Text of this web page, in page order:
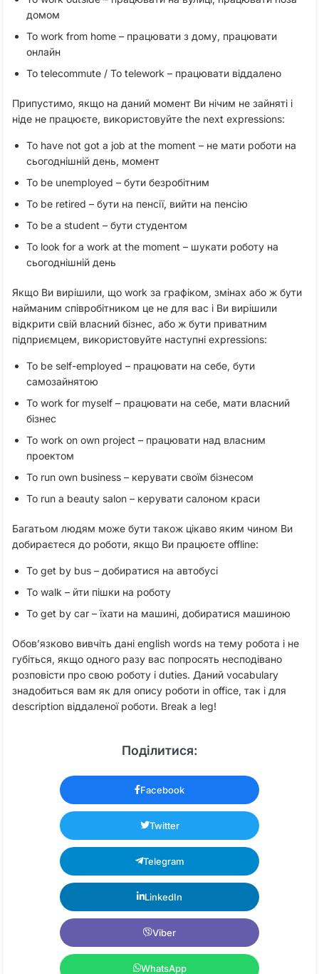
домом
To work from home – працювати з дому, працювати
онлайн
To telecommute / To telework – працювати віддалено
Припустимо, якщо на даний момент Ви нічим не зайняті і
ніде не працюєте, використовуйте the next expressions:
To have not got a job at the moment – не мати роботи на
сьогоднішній день, момент
To be unemployed – бути безробітним
To be retired – бути на пенсії, вийти на пенсію
To be a student – бути студентом
To look for a work at the moment – шукати роботу на
сьогоднішній день
Якщо Ви вирішили, що work за графіком, змінах або ж бути
найманим співробітником це не для вас і Ви вирішили
відкрити свій власний бізнес, або ж бути приватним
підприємцем, використовуйте наступні expressions:
To be self-employed – працювати на себе, бути
самозайнятою
To work for myself – працювати на себе, мати власний
бізнес
To work on own project – працювати над власним
проектом
To run own business – керувати своїм бізнесом
To run a beauty salon – керувати салоном краси
Багатьом людям може бути також цікаво яким чином Ви
добираєтеся до роботи, якщо Ви працюєте offline:
To get by bus – добиратися на автобусі
To walk – йти пішки на роботу
To get by car – їхати на машині, добиратися машиною
Обов’язково вивчіть дані english words на тему робота і не
губіться, якщо одного разу вас попросять несподівано
розповісти про свою роботу і duties. Даний vocabulary
знадобиться вам як для опису роботи in office, так і для
description віддаленої роботи. Break a leg!
Поділитися:
Facebook
Twitter
Telegram
LinkedIn
Viber
WhatsApp